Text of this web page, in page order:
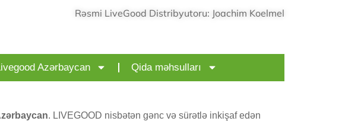
Rəsmi LiveGood Distribyutoru: Joachim Koelmel
Azərbaycan Qida məhsulları
. LIVEGOOD nisbətən gənc və sürətlə inkişaf edən